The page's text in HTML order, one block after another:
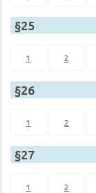
§25
1 2
§26
1 2
§27
1 2